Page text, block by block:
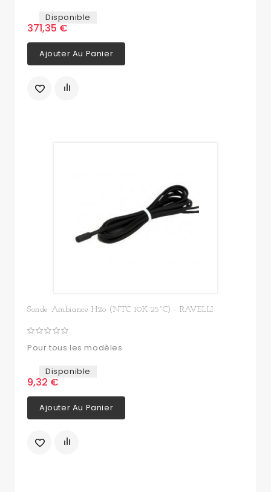
Disponible
371,35 €
Ajouter Au Panier
Sonde Ambiance H2o (NTC 10K 25°C) - RAVELLI
Pour tous les modèles
Disponible
9,32 €
Ajouter Au Panier